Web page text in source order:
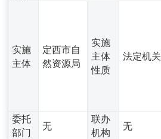
实施
主体
定西市自
然资源局
实施
主体
性质
法定机关
委托
部门
无
联办
机构
无